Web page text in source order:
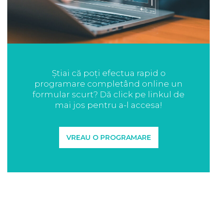
Știai că poți efectua rapid o
programare completând online un
formular scurt? Dă click pe linkul de
mai jos pentru a-l accesa!
VREAU O PROGRAMARE